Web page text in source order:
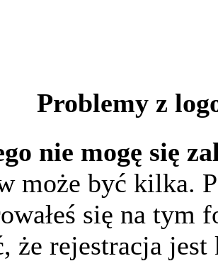
Problemy z
nie mogę się
może być kilka.
się na tym
że rejestracja